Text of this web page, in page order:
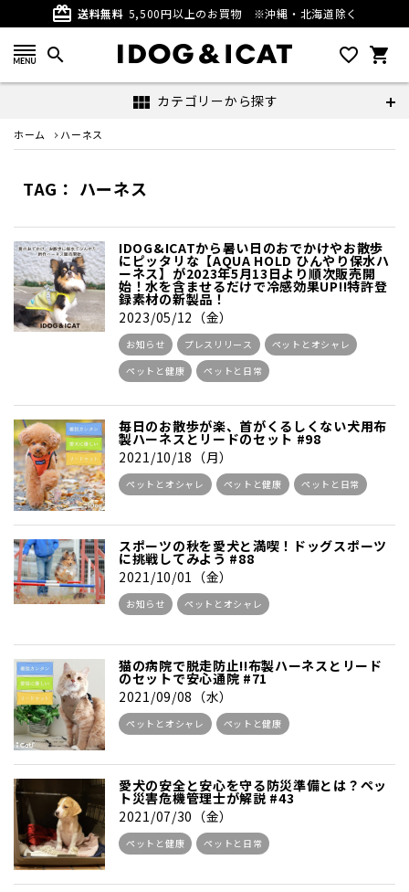
card_giftcard 送料無料 5,500円以上のお買物 ※沖縄・北海道除く
search favorite_outline shopping_cart
view_module カテゴリーから探す
ホーム ハーネス
TAG： ハーネス
IDOG&ICATから暑い日のおでかけやお散歩
にピッタリな【AQUA HOLD ひんやり保水ハ
ーネス】が2023年5月13日より順次販売開
始！水を含ませるだけで冷感効果UP!!特許登
録素材の新製品！
2023/05/12（金）
お知らせ プレスリリース
ペットとオシャレ
ペットと健康
ペットと日常
毎日のお散歩が楽、首がくるしくない犬用布
製ハーネスとリードのセット #98
2021/10/18（月）
ペットとオシャレ ペットと健康 ペットと日常
スポーツの秋を愛犬と満喫！ドッグスポーツ
に挑戦してみよう #88
2021/10/01（金）
お知らせ ペットとオシャレ
猫の病院で脱走防止!!布製ハーネスとリード
のセットで安心通院 #71
2021/09/08（水）
ペットとオシャレ ペットと健康
愛犬の安全と安心を守る防災準備とは？ペッ
ト災害危機管理士が解説 #43
2021/07/30（金）
ペットと健康 ペットと日常